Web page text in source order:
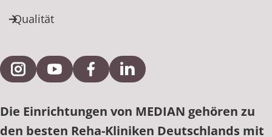
Qualität
Externe Verlinkung zu Instagram
Externe Verlinkung zu YouTube
Externe Verlinkung zu Facebook
Externe Verlinkung zu
Die Einrichtungen von MEDIAN gehören zu
den besten Reha-Kliniken Deutschlands mit